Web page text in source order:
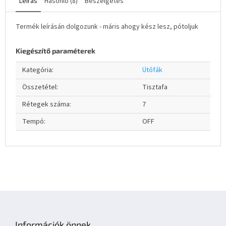
Termék leírásán dolgozunk - máris ahogy kész lesz, pótoljuk
Kiegészítő paraméterek
Kategória:
Ütőfák
Összetétel:
Tisztafa
Rétegek száma:
7
Tempó: OFF